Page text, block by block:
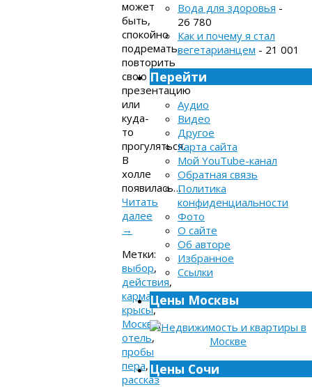
может
быть,
спокойно
подремать,
повторить
свою
презентацию
или
куда-
то
прогуляться.
В
холле
появилась…
Читать
далее
→
Метки:
выбор,
действия,
карма,
крысы,
Москва,
отель,
пробы
пера,
рассказ
Вода для здоровья -
26 780
Как и почему я стал
вегетарианцем - 21 001
Перейти
Аудио
Видео
Другое
Карта сайта
Мой YouTube-канал
Обратная связь
Политика
конфиденциальности
Фото
О сайте
Об авторе
Избранное
Ссылки
Цены Москвы
Цены Сочи